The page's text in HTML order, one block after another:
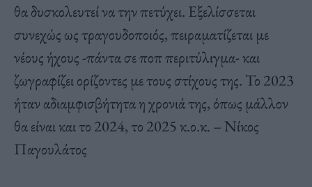
θα δυσκολευτεί να την πετύχει. Εξελίσσεται
συνεχώς ως τραγουδοποιός, πειραματίζεται με
νέους ήχους -πάντα σε ποπ περιτύλιγμα- και
ζωγραφίζει ορίζοντες με τους στίχους της. Το 2023
ήταν αδιαμφισβήτητα η χρονιά της, όπως μάλλον
θα είναι και το 2024, το 2025 κ.ο.κ. – Νίκος
Παγουλάτος